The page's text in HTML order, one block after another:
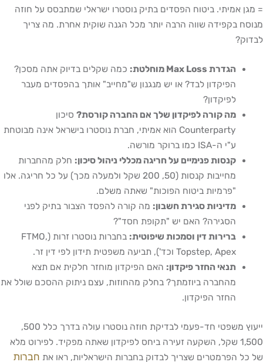
ביטוח הפסדים בתיק נוסטרו ישראלי שמתבסס על חוזה
בקפידה שווה הרבה יותר מכל הגנה שוקית אחרת. מה צריך
הגדרת Max Loss מוחלטת:
כמה שקלים בדיוק אתה מסכן?
הפיקדון לבד? או יש מנגנון ש"מחייב" אותך בהפסדים מעבר
לפיקדון?
מה קורה לפיקדון שלך אם החברה קורסת?סיכון
Counterparty הוא אמיתי, חברת נוסטרו בישראל אינה מבוטחת
ע"י ה-ISA כמו ברוקר מורשה.
קנסות פנימיים על חריגה מכללי ניהול סיכון:חלק מהחברות
מחייבות קנסות (50, 200 שקל ולמעלה מכך) על כל חריגה. אלו
"פרמיות ביטוח הפוכות" שאתה משלם.
מדיניות סגירת חשבון:מה קורה להפסד הצבור בתיק לפני
הסגירה? האם יש "תקופת חסד"?
ברירות דין וסמכות שיפוטית:
בחברות נוסטרו זרות (FTMO,
Topstep, Apex וכד'), תביעה משפטית תידון לפי דין זר.
תנאי החזר פיקדון:האם הפיקדון מוחזר חלקית אם תצא
מהחברה ביוזמתך? בחלק מהחוזות, עצם ניתוק ההסכם שולל את
החזר הפיקדון.
ייעוץ משפטי חד-פעמי לבדיקת חוזה נוסטרו עולה בדרך כלל 500,
1,500 שקל, השקעה זעירה ביחס לפיקדון שאתה מפקיד. לפירוט מלא
שצריך לבדוק בחברות הישראליות, ראו אתחברות